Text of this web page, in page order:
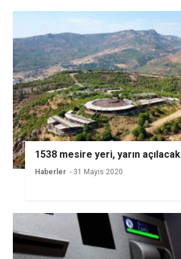
1538 mesire yeri, yarın açılacak
Haberler - 31 Mayıs 2020